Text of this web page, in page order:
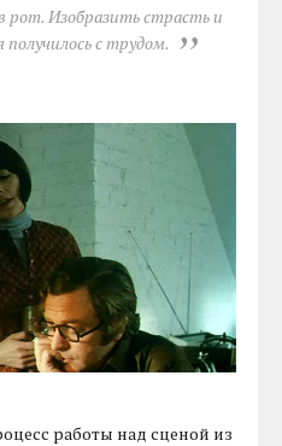
в рот. Изобразить страсть и
получилось с трудом.
работы над сценой из